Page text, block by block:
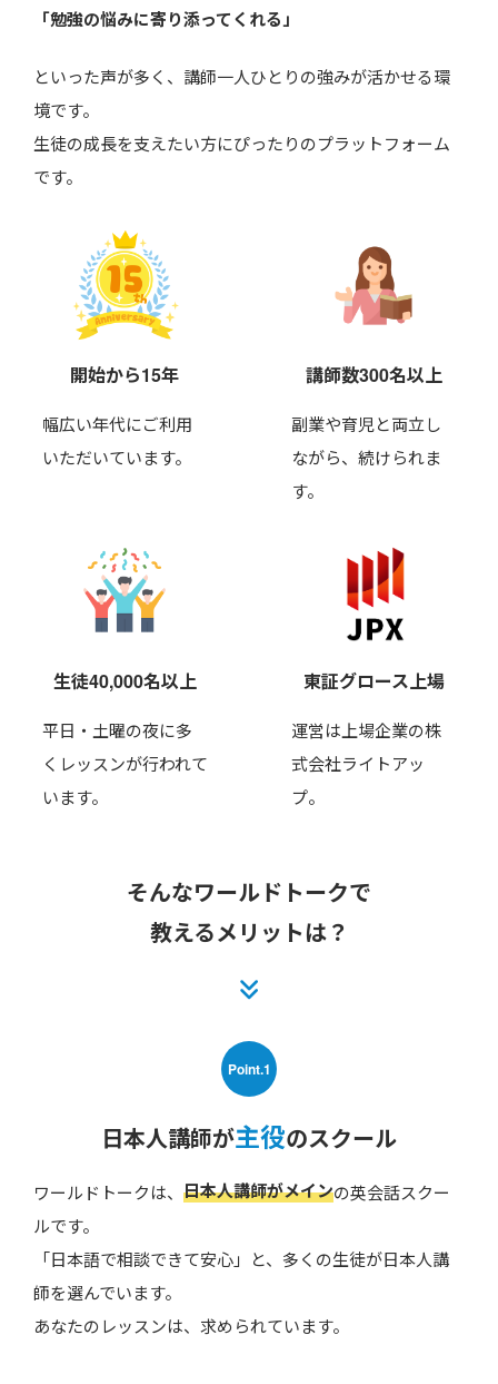
「勉強の悩みに寄り添ってくれる」
といった声が多く、講師一人ひとりの強みが活かせる環
境です。
生徒の成長を支えたい方にぴったりのプラットフォーム
です。
開始から15年
幅広い年代にご利用
いただいています。
講師数300名以上
副業や育児と両立し
ながら、 続けられま
す。
生徒40,000名以上
平日・土曜の夜に多
くレッスンが行われて
います。
東証グロース上場
運営は上場企業の株
式会社ライトアッ
プ。
そんなワールドトークで
教えるメリットは？
Point.1
日本人講師が主役のスクール
ワールドトークは、 日本人講師がメインの英会話スクー
ルです。
「日本語で相談できて安心」と、多くの生徒が日本人講
師を選んでいます。
あなたのレッスンは、求められています。